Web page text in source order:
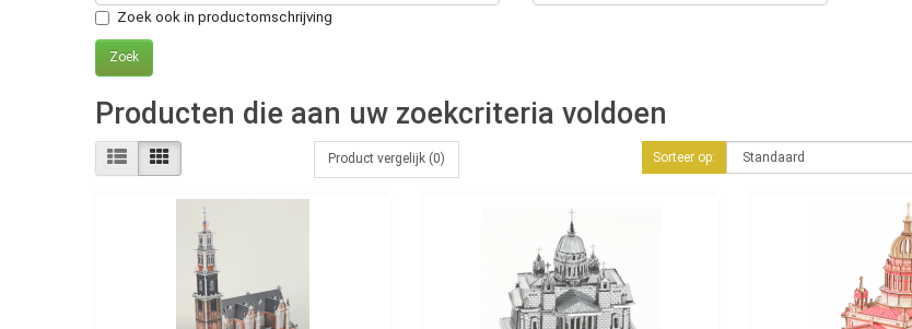
Zoek ook in productomschrijving
Producten die aan uw zoekcriteria voldoen
Product vergelijk (0) Sorteer op: